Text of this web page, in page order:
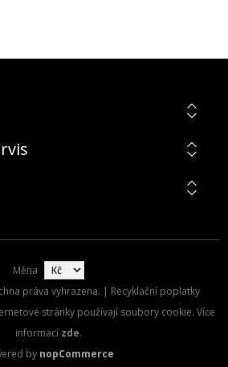
Měna
práva vyhrazena. | Recyklační poplatky
stránky používají soubory cookie. Více
informací zde.
by nopCommerce